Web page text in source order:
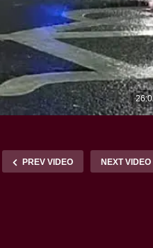
PREV VIDEO NEXT VIDEO